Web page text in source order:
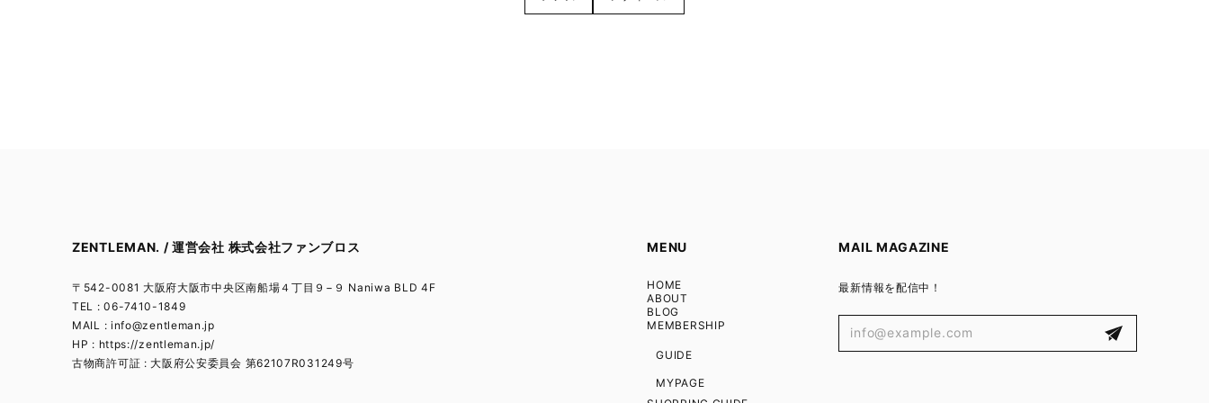
ZENTLEMAN. / 運営会社 株式会社ファンブロス
〒542-0081 大阪府大阪市中央区南船場４丁目９−９ Naniwa BLD 4F
TEL : 06-7410-1849
MAIL : info@zentleman.jp
HP : https://zentleman.jp/
古物商許可証 : 大阪府公安委員会 第62107R031249号
MENU
HOME
ABOUT
BLOG
MEMBERSHIP
GUIDE
MYPAGE
MAIL MAGAZINE
最新情報を配信中！